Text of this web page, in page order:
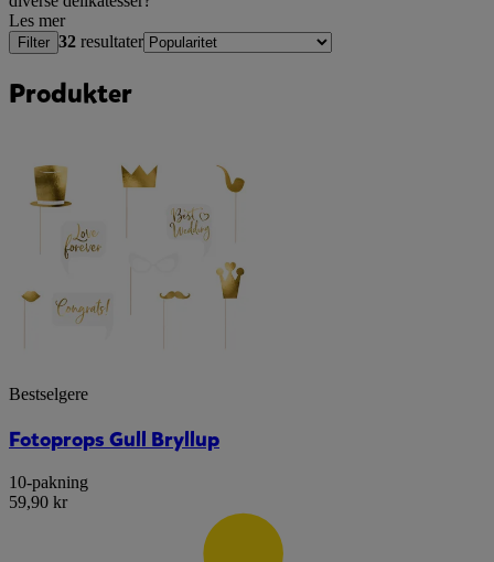
Les mer
Filter 32 resultater
Produkter
Bestselgere
Fotoprops Gull Bryllup
10-pakning
59,90 kr